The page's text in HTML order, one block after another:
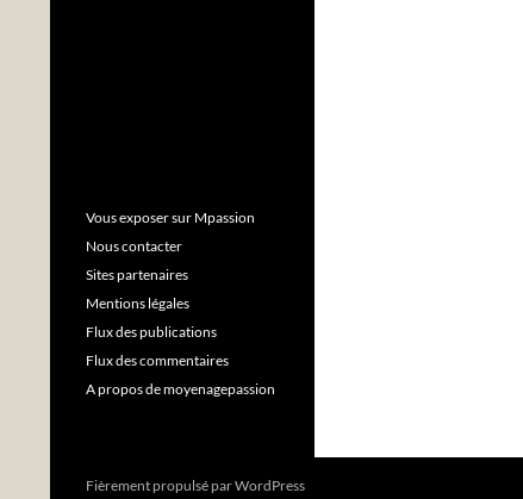
Vous exposer sur Mpassion
Nous contacter
Sites partenaires
Mentions légales
Flux des publications
Flux des commentaires
A propos de moyenagepassion
Fièrement propulsé par WordPress